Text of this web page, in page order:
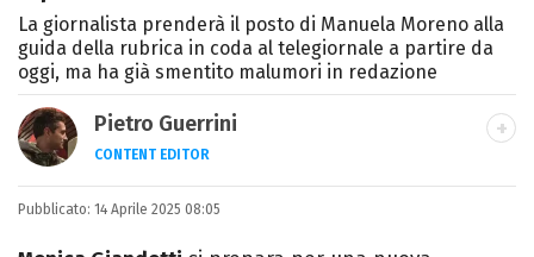
La giornalista prenderà il posto di Manuela Moreno alla
guida della rubrica in coda al telegiornale a partire da
oggi, ma ha già smentito malumori in redazione
Pietro Guerrini
CONTENT EDITOR
Laurea in Lettere, smania di viaggi e
passione per i cartoni (della pizza e della
Pubblicato: 14 Aprile 2025 08:05